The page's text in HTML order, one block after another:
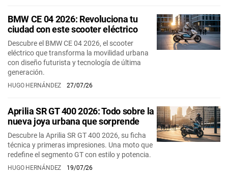
BMW CE 04 2026: Revoluciona tu
ciudad con este scooter eléctrico
Descubre el BMW CE 04 2026, el scooter
eléctrico que transforma la movilidad urbana
con diseño futurista y tecnología de última
generación.
HUGO HERNÁNDEZ 27/07/26
Aprilia SR GT 400 2026: Todo sobre la
nueva joya urbana que sorprende
Descubre la Aprilia SR GT 400 2026, su ficha
técnica y primeras impresiones. Una moto que
redefine el segmento GT con estilo y potencia.
HUGO HERNÁNDEZ 19/07/26